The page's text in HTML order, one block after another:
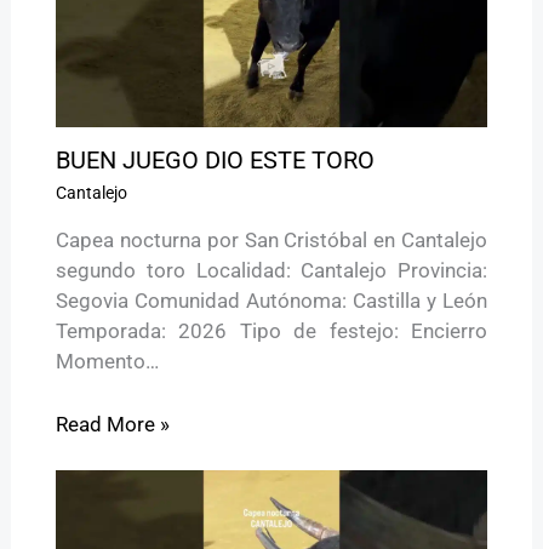
BUEN JUEGO DIO ESTE TORO
Cantalejo
Capea nocturna por San Cristóbal en Cantalejo
segundo toro Localidad: Cantalejo Provincia:
Segovia Comunidad Autónoma: Castilla y León
Temporada: 2026 Tipo de festejo: Encierro
Momento…
Read More »